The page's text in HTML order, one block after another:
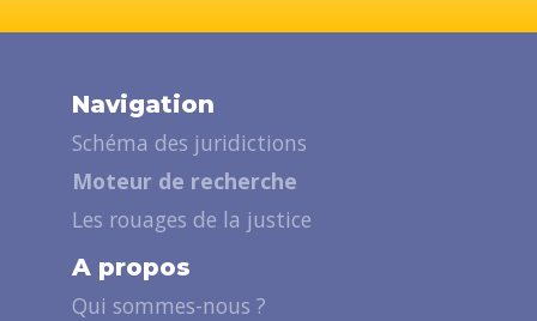
Navigation
Schéma des juridictions
Moteur de recherche
Les rouages de la justice
A propos
Qui sommes-nous ?